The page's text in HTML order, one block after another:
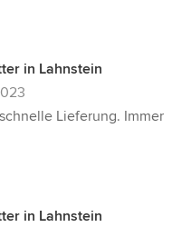
in Lahnstein
Lieferung. Immer
in Lahnstein